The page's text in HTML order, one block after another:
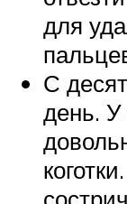
для
С
день. У